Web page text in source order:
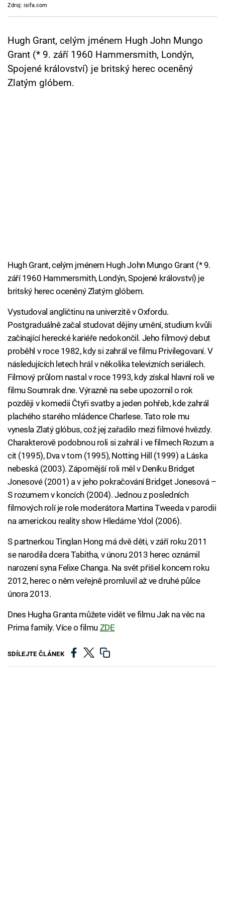
Cool Esport
Pořady
TV Program
Sledujte prima+
Zdroj: isifa.com
Hugh Grant, celým jménem Hugh John Mungo
Grant (* 9. září 1960 Hammersmith, Londýn,
Spojené království) je britský herec oceněný
Zlatým glóbem.
Hugh Grant, celým jménem Hugh John Mungo Grant (* 9.
září 1960 Hammersmith, Londýn, Spojené království) je
britský herec oceněný Zlatým glóbem.
Vystudoval angličtinu na univerzitě v Oxfordu.
Postgraduálně začal studovat dějiny umění, studium kvůli
začínající herecké kariéře nedokončil. Jeho filmový debut
proběhl v roce 1982, kdy si zahrál ve filmu Privilegovaní. V
následujících letech hrál v několika televizních seriálech.
Filmový průlom nastal v roce 1993, kdy získal hlavní roli ve
filmu Soumrak dne. Výrazně na sebe upozornil o rok
později v komedii Čtyři svatby a jeden pohřeb, kde zahrál
plachého starého mládence Charlese. Tato role mu
vynesla Zlatý glóbus, což jej zařadilo mezi filmové hvězdy.
Charakterově podobnou roli si zahrál i ve filmech Rozum a
cit (1995), Dva v tom (1995), Notting Hill (1999) a Láska
nebeská (2003). Zápornější roli měl v Deníku Bridget
Jonesové (2001) a v jeho pokračování Bridget Jonesová –
S rozumem v koncích (2004). Jednou z posledních
filmových rolí je role moderátora Martina Tweeda v parodii
na americkou reality show Hledáme Ydol (2006).
S partnerkou Tinglan Hong má dvě děti, v září roku 2011
se narodila dcera Tabitha, v únoru 2013 herec oznámil
narození syna Felixe Changa. Na svět přišel koncem roku
2012, herec o něm veřejně promluvil až ve druhé půlce
února 2013.
Dnes Hugha Granta můžete vidět ve filmu Jak na věc na
Prima family. Více o filmu ZDE
SDÍLEJTE ČLÁNEK